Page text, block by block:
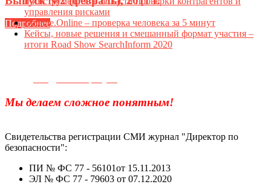
управления рисками
Datame.Online – проверка человека за 5 минут
Кейсы, новые решения и смешанный формат участия –
итоги Road Show SearchInform 2020
Подробнее
Мы делаем сложное понятным!
Свидетельства регистрации СМИ журнал "Директор по
безопасности":
ПИ № ФС 77 - 56101от 15.11.2013
ЭЛ № ФС 77 - 79603 от 07.12.2020